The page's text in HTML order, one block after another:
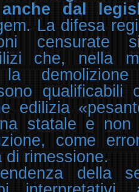
dal
La difesa
censurate
che, nella
la
qualificabili
edilizia
statale e
come
di rimessione.
della